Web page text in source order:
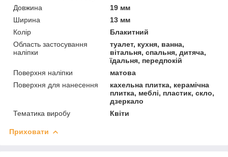
Довжина
19 мм
Ширина
13 мм
Колір
Блакитний
Область застосування
наліпки
туалет, кухня, ванна,
вітальня, спальня, дитяча,
їдальня, передпокій
Поверхня наліпки
матова
Поверхня для нанесення
кахельна плитка, керамічна
плитка, меблі, пластик, скло,
дзеркало
Тематика виробу
Квіти
Приховати